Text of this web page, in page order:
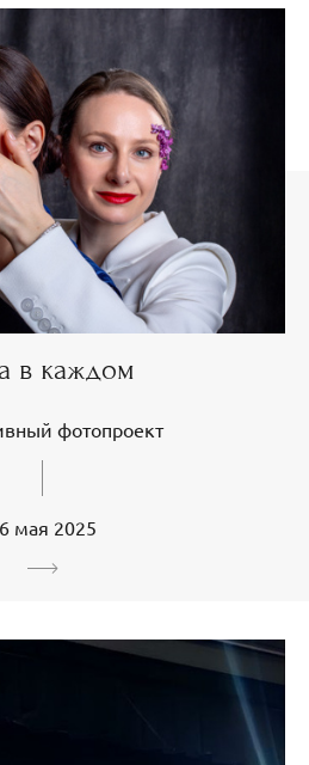
в каждом
фотопроект
мая 2025